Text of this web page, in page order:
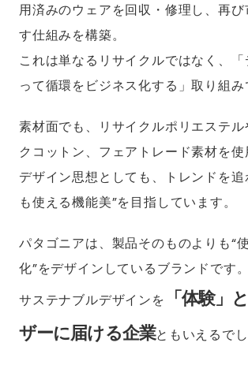
用済みのウェアを回収・修理し、再
す仕組みを構築。
これは単なるリサイクルではなく、「
って循環をビジネス化する」取り組み
素材面でも、リサイクルポリエステル
クコットン、フェアトレード素材を使
デザイン思想としても、トレンドを追
も使える機能美”を目指しています。
パタゴニアは、製品そのものよりも“
化”をデザインしているブランドです。
サステナブルデザインを
「体験」
ザーに届ける企業ともいえるでし